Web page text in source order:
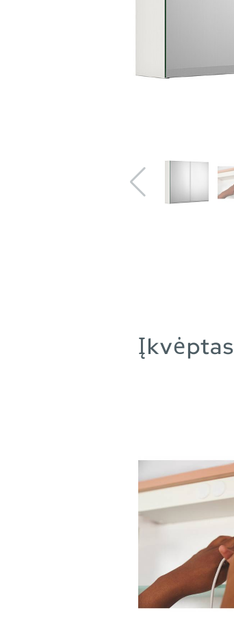
Įkvėptas